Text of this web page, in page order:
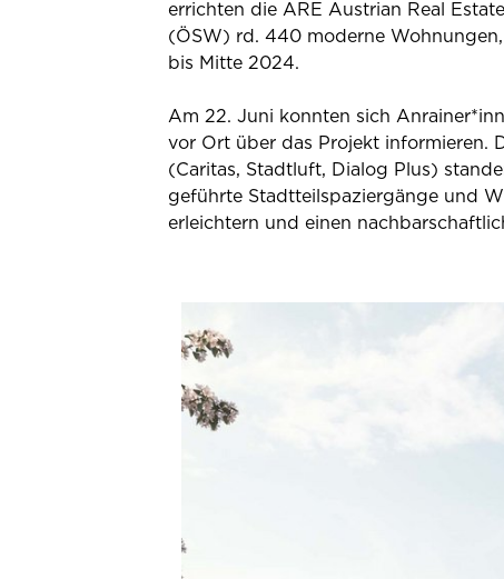
errichten die ARE Austrian Real
(ÖSW) rd. 440 moderne
bis Mitte 2024.
Am 22. Juni konnten sich
vor Ort über das Projekt informieren.
(Caritas, Stadtluft, Dialog Plus)
geführte Stadtteilspaziergänge und
erleichtern und einen